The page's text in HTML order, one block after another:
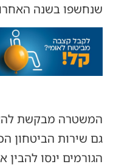
שנחשפו בשנה
המשטרה מבקשת
גם שירות הביטחון
הגורמים ינסו